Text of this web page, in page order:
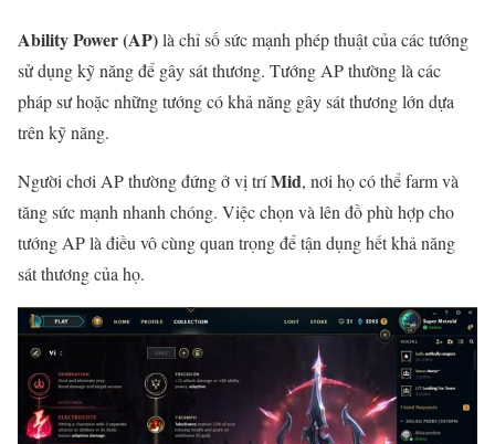
Ability Power (AP)là chỉ số sức mạnh phép thuật của các tướng
sử dụng kỹ năng để gây sát thương. Tướng AP thường là các
pháp sư hoặc những tướng có khả năng gây sát thương lớn dựa
trên kỹ năng.
Người chơi AP thường đứng ở vị tríMid, nơi họ có thể farm và
tăng sức mạnh nhanh chóng. Việc chọn và lên đồ phù hợp cho
tướng AP là điều vô cùng quan trọng để tận dụng hết khả năng
sát thương của họ.